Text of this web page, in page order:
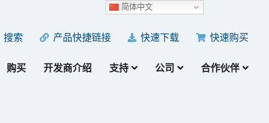
搜索 产品快捷链接 快速下载 快速购买
购买 开发商介绍 支持 公司 合作伙伴
简体中文